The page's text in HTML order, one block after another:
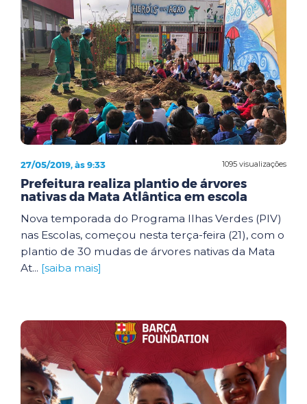
1095 visualizações
27/05/2019, às 9:33
Prefeitura realiza plantio de árvores
nativas da Mata Atlântica em escola
Nova temporada do Programa Ilhas Verdes (PIV)
nas Escolas, começou nesta terça-feira (21), com o
plantio de 30 mudas de árvores nativas da Mata
At... [saiba mais]